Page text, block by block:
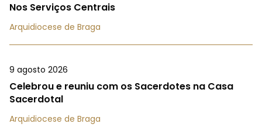
Nos Serviços Centrais
Arquidiocese de Braga
9 agosto 2026
Celebrou e reuniu com os Sacerdotes na Casa
Sacerdotal
Arquidiocese de Braga